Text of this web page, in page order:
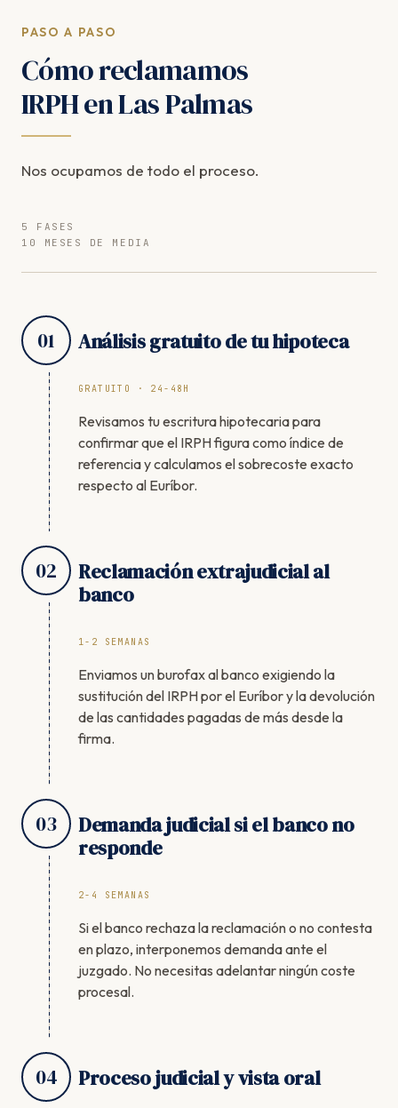
PASO A PASO
Cómo reclamamos
IRPH en Las Palmas
Nos ocupamos de todo el proceso.
5 FASES
10 MESES DE MEDIA
01 Análisis gratuito de tu hipoteca
GRATUITO · 24-48H
Revisamos tu escritura hipotecaria para
confirmar que el IRPH figura como índice de
referencia y calculamos el sobrecoste exacto
respecto al Euríbor.
02
Reclamación extrajudicial al
banco
1-2 SEMANAS
Enviamos un burofax al banco exigiendo la
sustitución del IRPH por el Euríbor y la devolución
de las cantidades pagadas de más desde la
firma.
03
Demanda judicial si el banco no
responde
2-4 SEMANAS
Si el banco rechaza la reclamación o no contesta
en plazo, interponemos demanda ante el
juzgado. No necesitas adelantar ningún coste
procesal.
04 Proceso judicial y vista oral